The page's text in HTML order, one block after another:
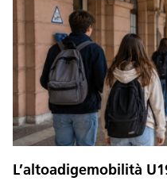
L’altoadigemobilità